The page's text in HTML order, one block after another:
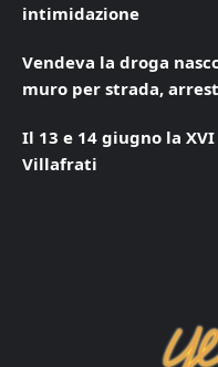
intimidazione
Vendeva la droga
muro per strada,
Il 13 e 14 giugno la
Villafrati